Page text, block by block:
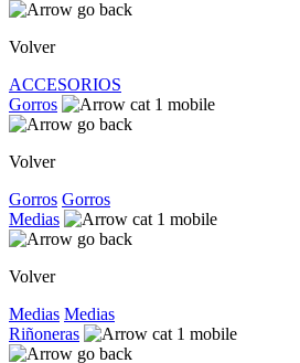
Volver
ACCESORIOS
Gorros
Volver
Gorros Gorros
Medias
Volver
Medias Medias
Riñoneras